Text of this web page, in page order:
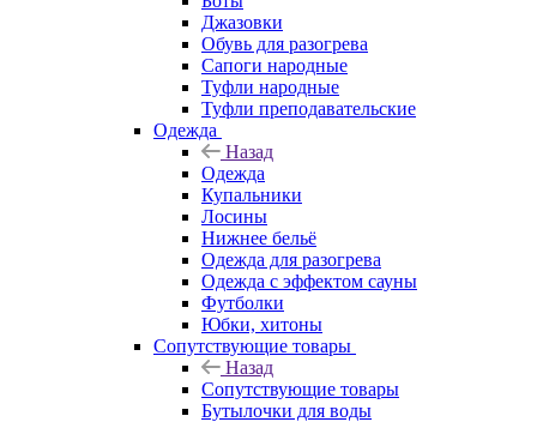
Джазовки
Обувь для разогрева
Сапоги народные
Туфли народные
Туфли преподавательские
Одежда
Назад
Одежда
Купальники
Лосины
Нижнее бельё
Одежда для разогрева
Одежда с эффектом сауны
Футболки
Юбки, хитоны
Сопутствующие товары
Назад
Сопутствующие товары
Бутылочки для воды